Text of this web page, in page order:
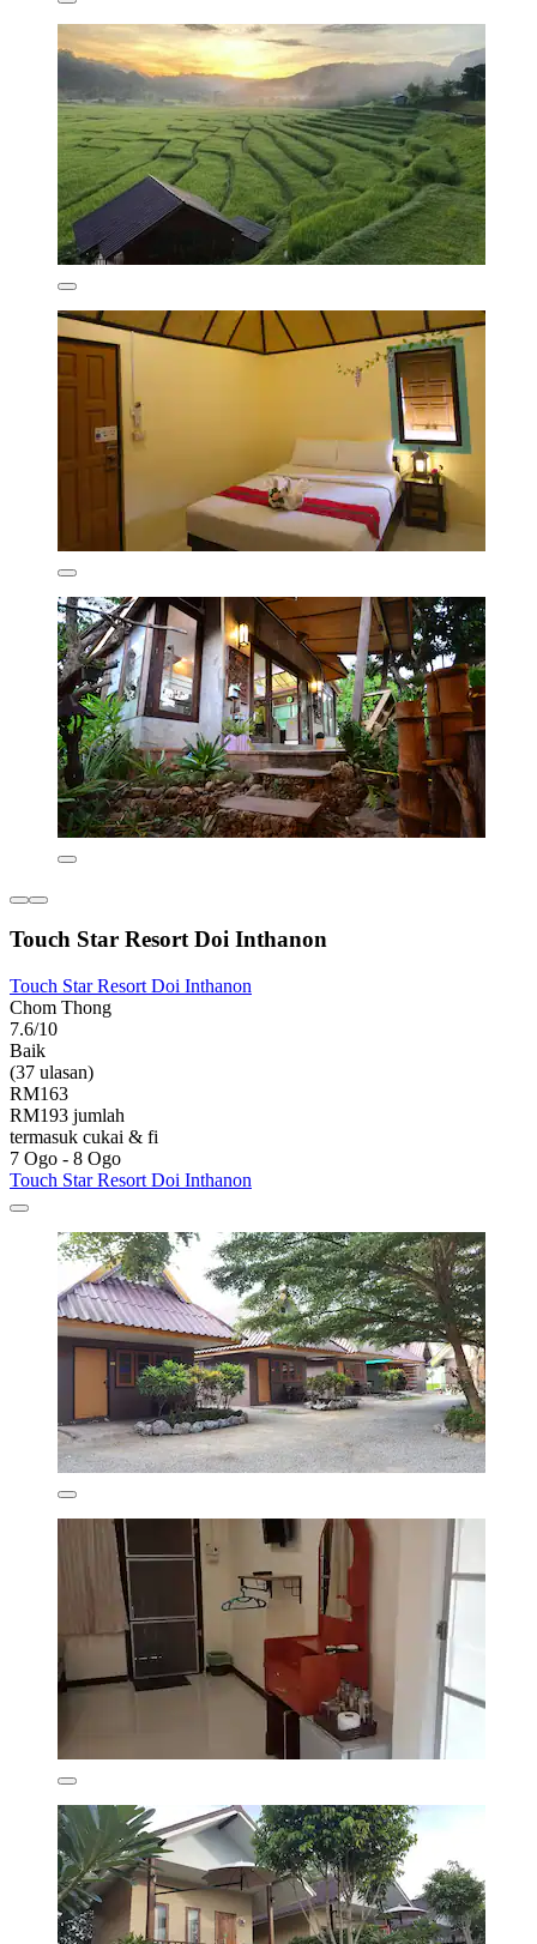
Touch Star Resort Doi Inthanon
Touch Star Resort Doi Inthanon
Chom Thong
7.6/10
Baik
(37 ulasan)
RM163
RM193 jumlah
termasuk cukai & fi
7 Ogo - 8 Ogo
Touch Star Resort Doi Inthanon